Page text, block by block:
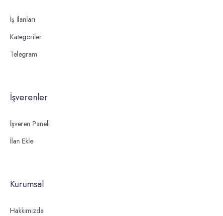
İş İlanları
Kategoriler
Telegram
İşverenler
İşveren Paneli
İlan Ekle
Kurumsal
Hakkımızda